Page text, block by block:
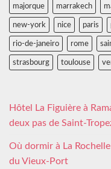
majorque marrakech
new-york nice paris
rio-de-janeiro rome
strasbourg toulouse
Hôtel La Figuière à
deux pas de Saint-
Où dormir à La
du Vieux-Port